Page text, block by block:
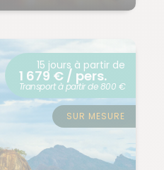
15 jours à partir de
1 679 € / pers.
Transport à partir de 800 €
SUR MESURE